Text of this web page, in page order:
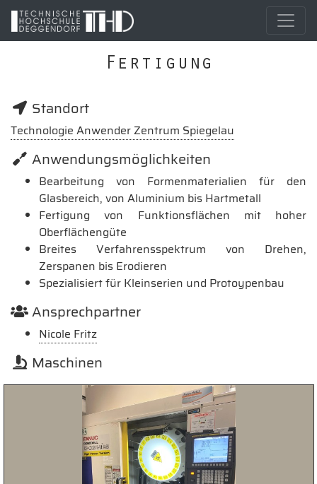
Fertigung
Standort
Technologie Anwender Zentrum Spiegelau
Anwendungsmöglichkeiten
Bearbeitung von Formenmaterialien für den
Glasbereich, von Aluminium bis Hartmetall
Fertigung von Funktionsflächen mit hoher
Oberflächengüte
Breites Verfahrensspektrum von Drehen,
Zerspanen bis Erodieren
Spezialisiert für Kleinserien und Protoypenbau
Ansprechpartner
Nicole Fritz
Maschinen